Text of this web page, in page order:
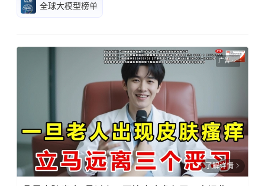
全球大模型榜单
广告
了解详情